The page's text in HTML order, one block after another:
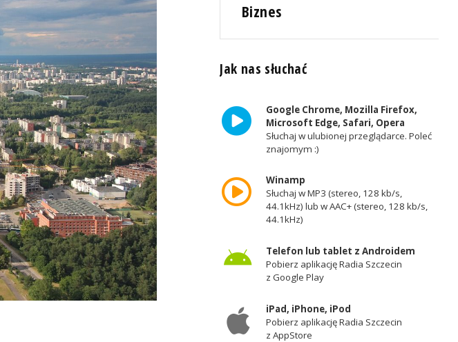
Biznes
Jak nas słuchać
Google Chrome, Mozilla Firefox,
Microsoft Edge, Safari, Opera
Słuchaj w ulubionej przeglądarce. Poleć
znajomym :)
Winamp
Słuchaj w MP3 (stereo, 128 kb/s,
44.1kHz) lub w AAC+ (stereo, 128 kb/s,
44.1kHz)
Telefon lub tablet z Androidem
Pobierz aplikację Radia Szczecin
z Google Play
iPad, iPhone, iPod
Pobierz aplikację Radia Szczecin
z AppStore